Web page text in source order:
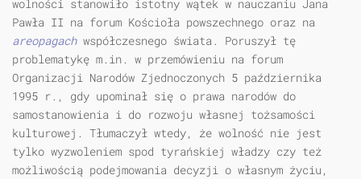
wolności stanowiło istotny wątek w nauczaniu Jana
Pawła II na forum Kościoła powszechnego oraz na
areopagachwspółczesnego świata. Poruszył tę
problematykę m.in. w przemówieniu na forum
Organizacji Narodów Zjednoczonych 5 października
1995 r., gdy upominał się o prawa narodów do
samostanowienia i do rozwoju własnej tożsamości
kulturowej. Tłumaczył wtedy, że wolność nie jest
tylko wyzwoleniem spod tyrańskiej władzy czy też
możliwością podejmowania decyzji o własnym życiu,